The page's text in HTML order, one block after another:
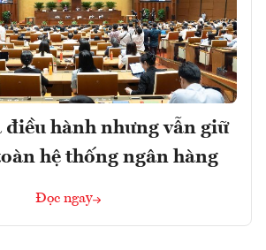
hành nhưng vẫn giữ
hệ thống ngân hàng
Đọc ngay